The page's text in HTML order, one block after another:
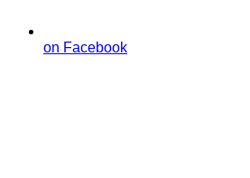
on Facebook